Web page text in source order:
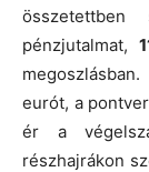
pénzjutalmat,
eurót, a
ér a
részhajrákon